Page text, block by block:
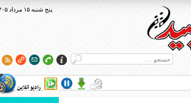
۱۴۰۵ پنج شنبه ۱۵ مرداد
رادیو آنلاین